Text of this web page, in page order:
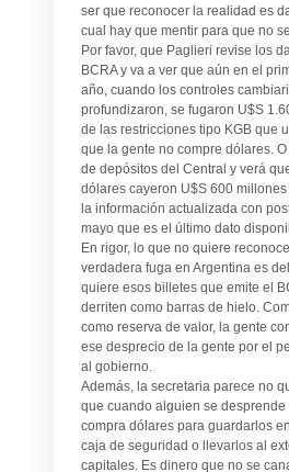
ser que reconocer la realidad es
cual hay que mentir para que no
Por favor, que Paglieri revise los
BCRA y va a ver que aún en el
año, cuando los controles
profundizaron, se fugaron U$S
de las restricciones tipo KGB que
que la gente no compre dólares.
de depósitos del Central y verá
dólares cayeron U$S 600
la información actualizada con
mayo que es el último dato
En rigor, lo que no quiere
verdadera fuga en Argentina es
quiere esos billetes que emite el
derriten como barras de hielo.
como reserva de valor, la gente
ese desprecio de la gente por el
al gobierno.
Además, la secretaria parece no
que cuando alguien se desprende
compra dólares para guardarlos
caja de seguridad o llevarlos al
capitales. Es dinero que no se